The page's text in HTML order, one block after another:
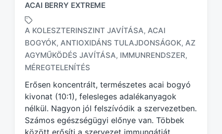
ACAI BERRY EXTREME
a
g
g
d
w
i
A KOLESZTERINSZINT JAVÍTÁSA, ACAI
BOGYÓK, ANTIOXIDÁNS TULAJDONSÁGOK, AZ
AGYMŰKÖDÉS JAVÍTÁSA, IMMUNRENDSZER,
MÉREGTELENÍTÉS
Erősen koncentrált, természetes acai bogyó
kivonat (10:1), felesleges adalékanyagok
nélkül. Nagyon jól felszívódik a szervezetben.
Számos egészségügyi előnye van. Többek
között erősíti a szervezet immungátját,